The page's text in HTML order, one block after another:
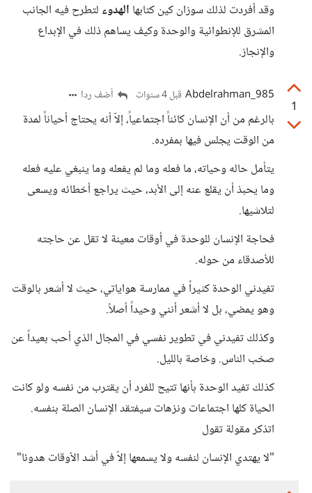
وقد أفردت لذلك سوزان كين كتابها الهدوء لتطرح فيه الجانب
المشرق للإنطوائية والوحدة وكيف يساهم ذلك في الإبداع
والإنجاز.
1
Abdelrahman_985 قبل 4 سنوات أضف ردا
بالرغم من أن الإنسان كائناً اجتماعياً، إلاّ أنه يحتاج أحياناً لمدة
من الوقت يجلس فيها بمفرده.
يتأمل حاله وحياته، ما فعله وما لم يفعله وما ينبغي عليه فعله
وما يحبذ أن يقلع عنه إلى الأبد، حيث يراجع أخطائه ويسعى
لتلاشيها.
فحاجة الإنسان للوحدة في أوقات معينة لا تقل عن حاجته
للأصدقاء من حوله.
تفيدني الوحدة كثيراً في ممارسة هواياتي، حيث لا أشعر بالوقت
وهو يمضي، بل لا أشعر أنني وحيداً أصلاً.
وكذلك تفيدني في تطوير نفسي في المجال الذي أحب بعيداً عن
صخب الناس. وخاصة بالليل.
كذلك تفيد الوحدة بأنها تتيح للفرد أن يقترب من نفسه ولو كانت
الحياة كلها اجتماعات ونزهات سيفتقد الإنسان الصلة بنفسه.
اتذكر مقولة تقول
"لا يهتدي الإنسان لنفسه ولا يسمعها إلاّ في أشد الأوقات هدوئا"